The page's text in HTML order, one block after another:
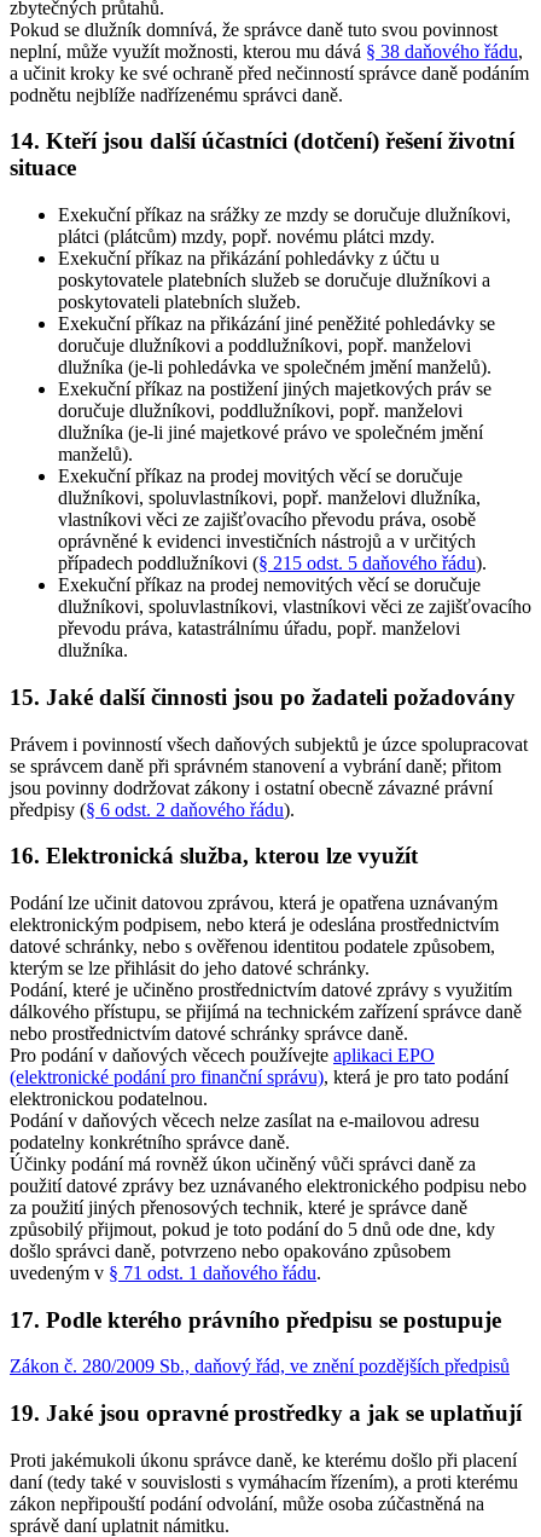
zbytečných průtahů.
Pokud se dlužník domnívá, že správce daně tuto svou povinnost
neplní, může využít možnosti, kterou mu dává § 38 daňového řádu,
a učinit kroky ke své ochraně před nečinností správce daně podáním
podnětu nejblíže nadřízenému správci daně.
14. Kteří jsou další účastníci (dotčení) řešení životní
situace
Exekuční příkaz na srážky ze mzdy se doručuje dlužníkovi,
plátci (plátcům) mzdy, popř. novému plátci mzdy.
Exekuční příkaz na přikázání pohledávky z účtu u
poskytovatele platebních služeb se doručuje dlužníkovi a
poskytovateli platebních služeb.
Exekuční příkaz na přikázání jiné peněžité pohledávky se
doručuje dlužníkovi a poddlužníkovi, popř. manželovi
dlužníka (je-li pohledávka ve společném jmění manželů).
Exekuční příkaz na postižení jiných majetkových práv se
doručuje dlužníkovi, poddlužníkovi, popř. manželovi
dlužníka (je-li jiné majetkové právo ve společném jmění
manželů).
Exekuční příkaz na prodej movitých věcí se doručuje
dlužníkovi, spoluvlastníkovi, popř. manželovi dlužníka,
vlastníkovi věci ze zajišťovacího převodu práva, osobě
oprávněné k evidenci investičních nástrojů a v určitých
případech poddlužníkovi (§ 215 odst. 5 daňového řádu).
Exekuční příkaz na prodej nemovitých věcí se doručuje
dlužníkovi, spoluvlastníkovi, vlastníkovi věci ze zajišťovacího
převodu práva, katastrálnímu úřadu, popř. manželovi
dlužníka.
15. Jaké další činnosti jsou po žadateli požadovány
Právem i povinností všech daňových subjektů je úzce spolupracovat
se správcem daně při správném stanovení a vybrání daně; přitom
jsou povinny dodržovat zákony i ostatní obecně závazné právní
předpisy (§ 6 odst. 2 daňového řádu).
16. Elektronická služba, kterou lze využít
Podání lze učinit datovou zprávou, která je opatřena uznávaným
elektronickým podpisem, nebo která je odeslána prostřednictvím
datové schránky, nebo s ověřenou identitou podatele způsobem,
kterým se lze přihlásit do jeho datové schránky.
Podání, které je učiněno prostřednictvím datové zprávy s využitím
dálkového přístupu, se přijímá na technickém zařízení správce daně
nebo prostřednictvím datové schránky správce daně.
Pro podání v daňových věcech používejte aplikaci EPO
(elektronické podání pro finanční správu), která je pro tato podání
elektronickou podatelnou.
Podání v daňových věcech nelze zasílat na e-mailovou adresu
podatelny konkrétního správce daně.
Účinky podání má rovněž úkon učiněný vůči správci daně za
použití datové zprávy bez uznávaného elektronického podpisu nebo
za použití jiných přenosových technik, které je správce daně
způsobilý přijmout, pokud je toto podání do 5 dnů ode dne, kdy
došlo správci daně, potvrzeno nebo opakováno způsobem
uvedeným v § 71 odst. 1 daňového řádu.
17. Podle kterého právního předpisu se postupuje
Zákon č. 280/2009 Sb., daňový řád, ve znění pozdějších předpisů
19. Jaké jsou opravné prostředky a jak se uplatňují
Proti jakémukoli úkonu správce daně, ke kterému došlo při placení
daní (tedy také v souvislosti s vymáhacím řízením), a proti kterému
zákon nepřipouští podání odvolání, může osoba zúčastněná na
správě daní uplatnit námitku.